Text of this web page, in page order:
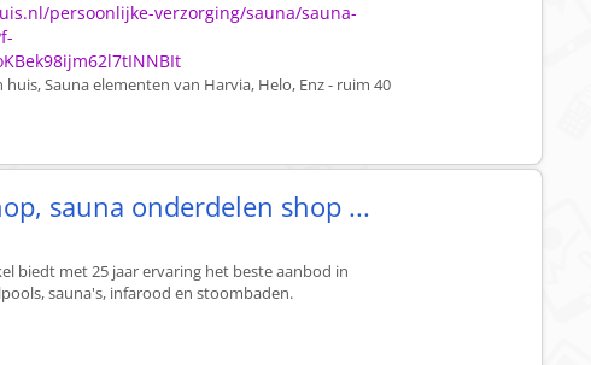
persoonlijke-verzorging/sauna/sauna-
Sauna elementen van Harvia, Helo, Enz - ruim 40
sauna onderdelen shop ...
biedt met 25 jaar ervaring het beste aanbod in
sauna's, infarood en stoombaden.